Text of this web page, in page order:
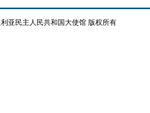
亚民主人民共和国大使馆 版权所有